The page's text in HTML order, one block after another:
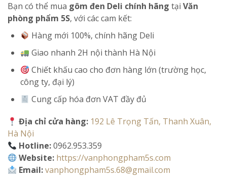
Bạn có thể mua gôm đen Deli chính hãng tại Văn
phòng phẩm 5S, với các cam kết:
Hàng mới 100%, chính hãng Deli
Giao nhanh 2H nội thành Hà Nội
Chiết khấu cao cho đơn hàng lớn (trường học,
công ty, đại lý)
Cung cấp hóa đơn VAT đầy đủ
Địa chỉ cửa hàng: 192 Lê Trọng Tấn, Thanh Xuân,
Hà Nội
Hotline:0962.953.359
Website: https://vanphongpham5s.com
Email:vanphongpham5s.68@gmail.com